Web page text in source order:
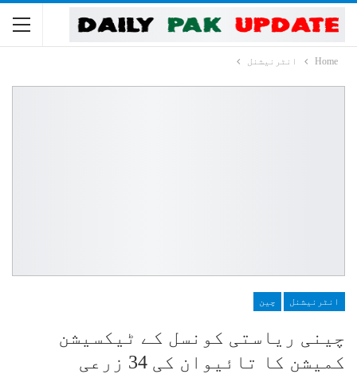
Home انٹرنیشنل
انٹرنیشنل چین
چینی ریاستی کونسل کے ٹیکسیشن
کمیشن کا تائیوان کی 34 زرعی